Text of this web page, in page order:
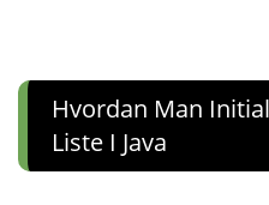
Hvordan Man
Liste I Java